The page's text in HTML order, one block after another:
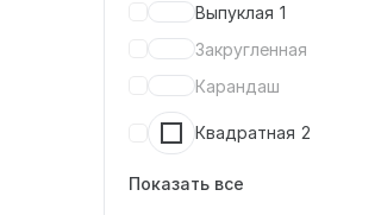
Выпуклая 1
Закругленная
Карандаш
Квадратная 2
Показать все